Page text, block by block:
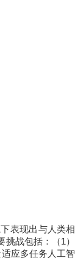
表现出与人类相
战包括：（1）
应多任务人工智